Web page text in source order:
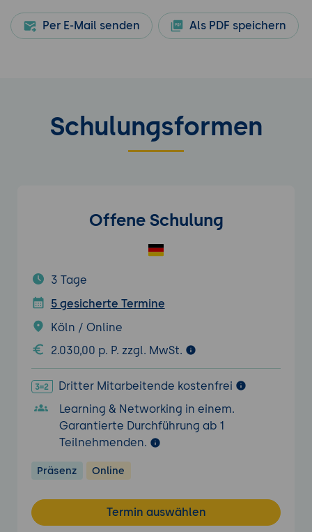
Per E-Mail senden Als PDF speichern
Schulungsformen
Offene Schulung
3 Tage
5 gesicherte Termine
Köln / Online
2.030,00 p. P. zzgl. MwSt.
Dritter Mitarbeitende kostenfrei
Learning & Networking in einem.
Garantierte Durchführung ab 1
Teilnehmenden.
Präsenz Online
Termin auswählen